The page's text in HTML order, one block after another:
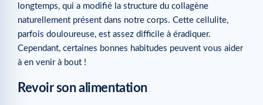
longtemps, qui a modifié la structure du collagène
naturellement présent dans notre corps. Cette cellulite,
parfois douloureuse, est assez difficile à éradiquer.
Cependant, certaines bonnes habitudes peuvent vous aider
à en venir à bout !
Revoir son alimentation